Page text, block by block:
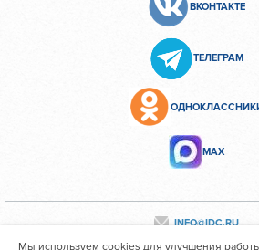
ВКОНТАКТЕ
ТЕЛЕГРАМ
МАХ
INFO@IDC.RU
Мы используем cookies для улучшения